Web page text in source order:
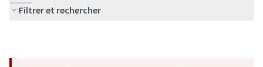
Filtrer et rechercher